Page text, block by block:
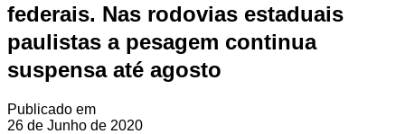
federais. Nas rodovias estaduais
paulistas a pesagem continua
suspensa até agosto
Publicado em
26 de Junho de 2020